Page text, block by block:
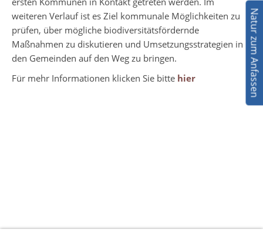
weiteren Verlauf ist es Ziel kommunale Möglichkeiten zu
prüfen, über mögliche biodiversitätsfördernde
Maßnahmen zu diskutieren und Umsetzungsstrategien in
den Gemeinden auf den Weg zu bringen.
Für mehr Informationen klicken Sie bitte hier Natur zum Anfassen